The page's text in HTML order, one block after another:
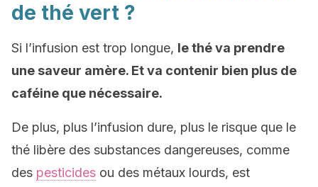
de thé vert ?
Si l’infusion est trop longue, le thé va prendre
une saveur amère. Et va contenir bien plus de
caféine que nécessaire.
De plus, plus l’infusion dure, plus le risque que le
thé libère des substances dangereuses, comme
des pesticides ou des métaux lourds, est